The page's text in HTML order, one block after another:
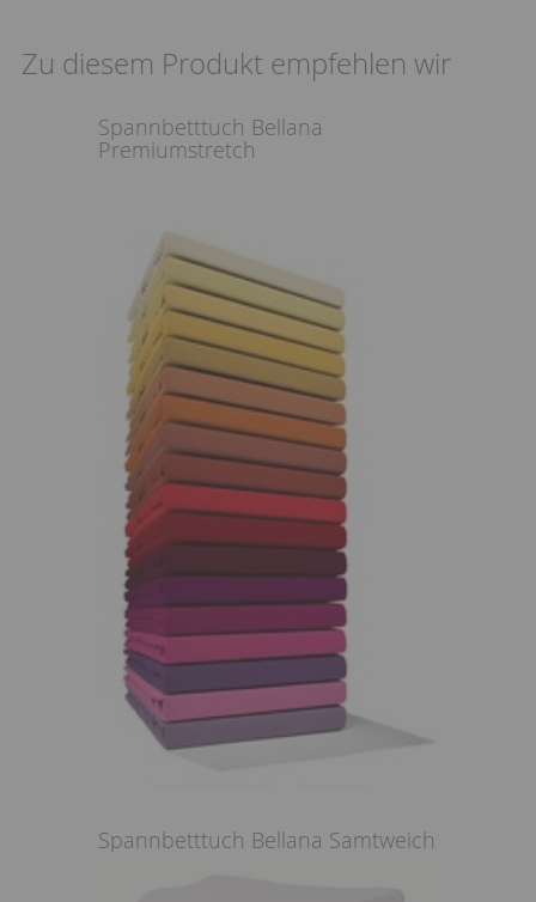
Zu diesem Produkt empfehlen wir
Spannbetttuch Bellana
Premiumstretch
Spannbetttuch Bellana Samtweich